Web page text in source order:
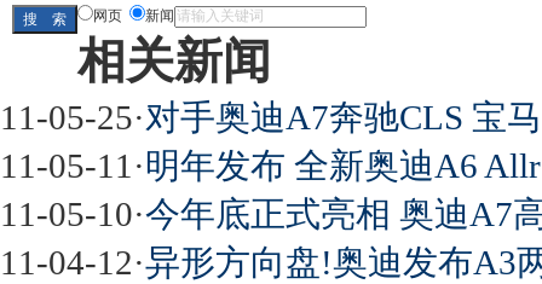
网页 新闻
相关新闻
11-05-25·对手奥迪A7奔驰CLS 宝
11-05-11 ·明年发布 全新奥迪A6
11-05-10·今年底正式亮相 奥迪A7
11-04-12·异形方向盘!奥迪发布A3